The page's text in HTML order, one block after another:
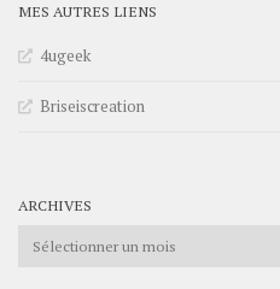
MES AUTRES LIENS
4ugeek
Briseiscreation
ARCHIVES
Archives